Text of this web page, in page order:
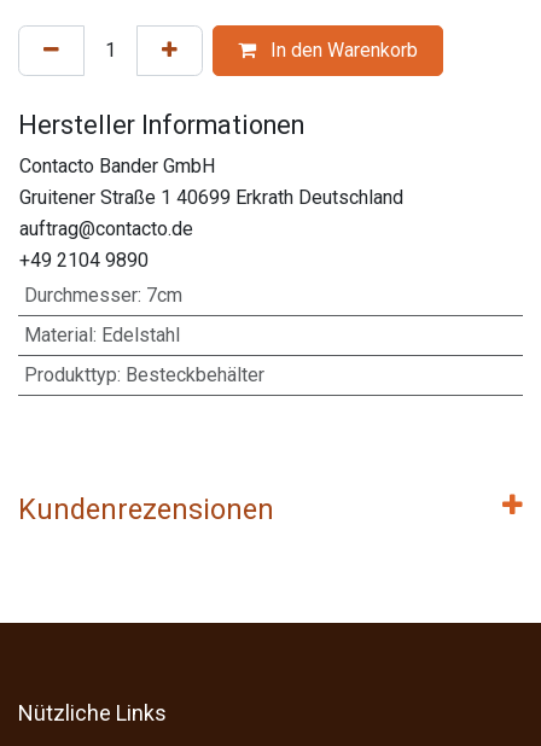
In den Warenkorb
Hersteller Informationen
Contacto Bander GmbH
Gruitener Straße 1 40699 Erkrath Deutschland
auftrag@contacto.de
+49 2104 9890
Durchmesser: 7cm
Material : Edelstahl
Produkttyp: Besteckbehälter
Kundenrezensionen
Nützliche Links